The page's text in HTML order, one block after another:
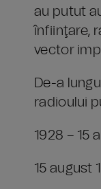
au putut
înfiinţare,
vector
De-a
radioului
1928 – 15
15 august